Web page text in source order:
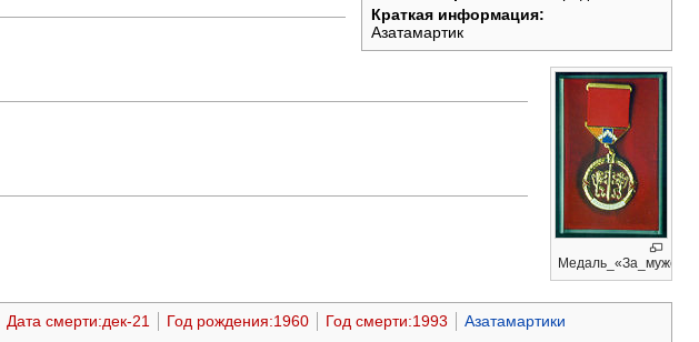
Краткая информация:
Азатамартик
Дата смерти:дек-21 Год рождения:1960 Год смерти:1993
Азатамартики